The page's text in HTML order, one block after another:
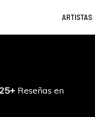
ARTISTAS
Reseñas en